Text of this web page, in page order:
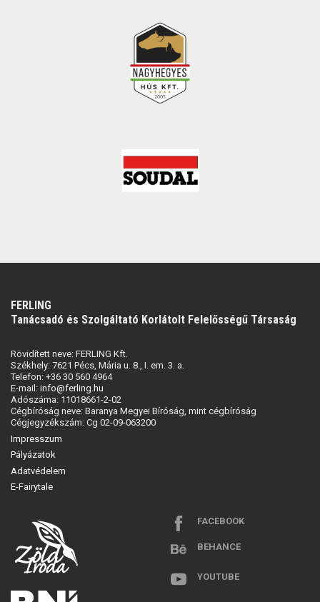
FERLING
Tanácsadó és Szolgáltató Korlátolt Felelősségű Társaság
Rövidített neve: FERLING Kft.
Székhely: 7621 Pécs, Mária u. 8., I. em. 3. a.
Telefon: +36 30 560 4964
E-mail: info@ferling.hu
Adószáma: 11018661-2-02
Cégbíróság neve: Baranya Megyei Bíróság, mint cégbíróság
Cégjegyzékszám: Cg 02-09-063200
Impresszum
Pályázatok
Adatvédelem
E-Fairytale
FACEBOOK
BEHANCE
YOUTUBE